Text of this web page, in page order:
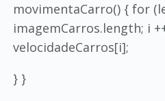
movimentaCarro() { for
imagemCarros.length; i
velocidadeCarros[i];
} }